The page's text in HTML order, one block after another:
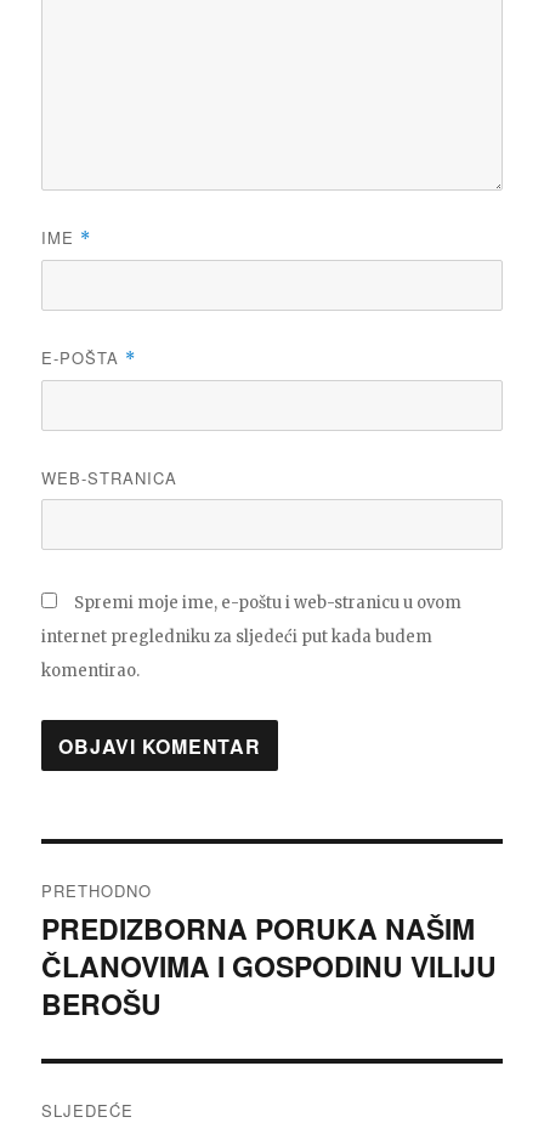
IME *
E-POŠTA *
WEB-STRANICA
Spremi moje ime, e-poštu i web-stranicu u ovom
internet pregledniku za sljedeći put kada budem
komentirao.
objava
PRETHODNO
Prethodna
objava:
PREDIZBORNA PORUKA NAŠIM
ČLANOVIMA I GOSPODINU VILIJU
BEROŠU
SLJEDEĆE